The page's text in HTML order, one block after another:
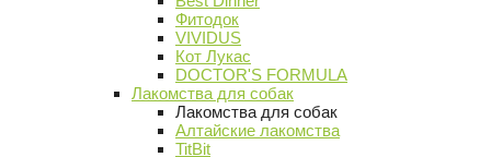
Фитодок
VIVIDUS
Кот Лукас
DOCTOR'S FORMULA
Лакомства для собак
Лакомства для собак
Алтайские лакомства
TitBit